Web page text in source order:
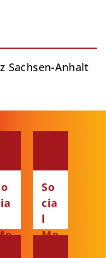
Sachsen-Anhalt
So
cia
l
Me